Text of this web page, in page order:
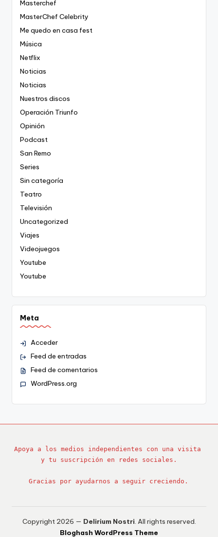
Masterchef
MasterChef Celebrity
Me quedo en casa fest
Música
Netflix
Noticias
Noticias
Nuestros discos
Operación Triunfo
Opinión
Podcast
San Remo
Series
Sin categoría
Teatro
Televisión
Uncategorized
Viajes
Videojuegos
Youtube
Youtube
Meta
Acceder
Feed de entradas
Feed de comentarios
WordPress.org
Apoya a los medios independientes con una visita
y tu suscripción en redes sociales.
Gracias por ayudarnos a seguir creciendo.
Copyright 2026 — Delirium Nostri. All rights reserved.
Bloghash WordPress Theme